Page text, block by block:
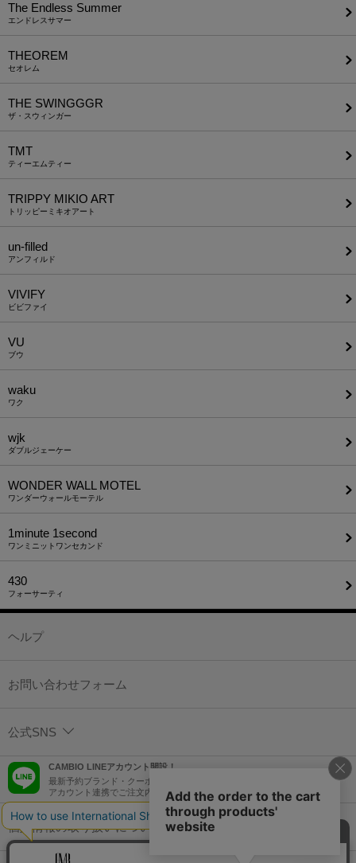
The Endless Summer
エンドレスサマー
THEOREM
セオレム
THE SWINGGGR
ザ・スウィンガー
TMT
ティーエムティー
TRIPPY MIKIO ART
トリッピーミキオアート
un-filled
アンフィルド
VIVIFY
ビビファイ
VU
ブウ
waku
ワク
wjk
ダブルジェーケー
WONDER WALL MOTEL
ワンダーウォールモーテル
1minute​ 1second
ワンミニットワンセカンド
430
フォーサーティ
ヘルプ
お問い合わせフォーム
公式SNS
CAMBIO LINEアカウント開設！
最新予約ブランド・クーポン情報などを配信！
アカウント連携でご注文内容をLINEでも確認可能！
個人情報の取り扱いについて